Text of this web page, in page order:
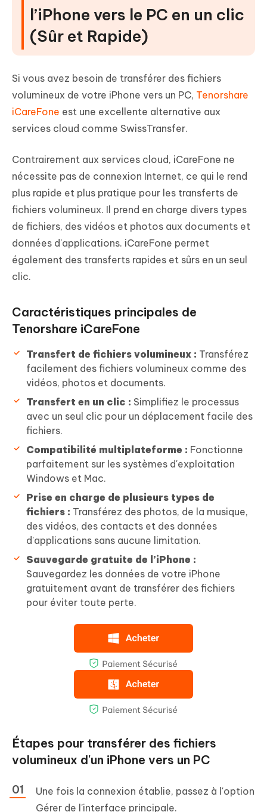
l’iPhone vers le PC en un clic
(Sûr et Rapide)
Si vous avez besoin de transférer des fichiers
volumineux de votre iPhone vers un PC, Tenorshare
iCareFone est une excellente alternative aux
services cloud comme SwissTransfer.
Contrairement aux services cloud, iCareFone ne
nécessite pas de connexion Internet, ce qui le rend
plus rapide et plus pratique pour les transferts de
fichiers volumineux. Il prend en charge divers types
de fichiers, des vidéos et photos aux documents et
données d'applications. iCareFone permet
également des transferts rapides et sûrs en un seul
clic.
Caractéristiques principales de
Tenorshare iCareFone
Transfert de fichiers volumineux : Transférez
facilement des fichiers volumineux comme des
vidéos, photos et documents.
Transfert en un clic : Simplifiez le processus
avec un seul clic pour un déplacement facile des
fichiers.
Compatibilité multiplateforme : Fonctionne
parfaitement sur les systèmes d'exploitation
Windows et Mac.
Prise en charge de plusieurs types de
fichiers : Transférez des photos, de la musique,
des vidéos, des contacts et des données
d'applications sans aucune limitation.
Sauvegarde gratuite de l’iPhone :
Sauvegardez les données de votre iPhone
gratuitement avant de transférer des fichiers
pour éviter toute perte.
Étapes pour transférer des fichiers
volumineux d'un iPhone vers un PC
Une fois la connexion établie, passez à l'option
Gérer de l'interface principale.